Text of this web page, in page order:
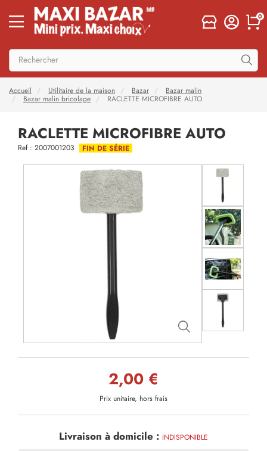
0
Accueil Utilitaire de la maison Bazar
Bazar malin
Bazar malin bricolage
RACLETTE MICROFIBRE AUTO
RACLETTE MICROFIBRE AUTO
Ref : 2007001203 FIN DE SÉRIE
2,00 €
Prix unitaire, hors frais
Livraison à domicile : INDISPONIBLE